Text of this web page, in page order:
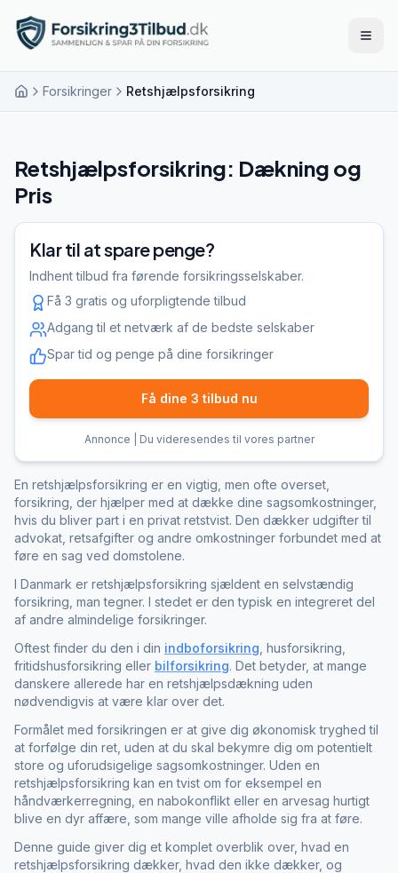
Åbn
Forsikringer Retshjælpsforsikring
Retshjælpsforsikring: Dækning og
Pris
Klar til at spare penge?
Indhent tilbud fra førende forsikringsselskaber.
Få 3 gratis og uforpligtende tilbud
Adgang til et netværk af de bedste selskaber
Spar tid og penge på dine forsikringer
Få dine 3 tilbud nu
Annonce | Du videresendes til vores partner
En retshjælpsforsikring er en vigtig, men ofte overset,
forsikring, der hjælper med at dække dine sagsomkostninger,
hvis du bliver part i en privat retstvist. Den dækker udgifter til
advokat, retsafgifter og andre omkostninger forbundet med at
føre en sag ved domstolene.
I Danmark er retshjælpsforsikring sjældent en selvstændig
forsikring, man tegner. I stedet er den typisk en integreret del
af andre almindelige forsikringer.
Oftest finder du den i din indboforsikring , husforsikring,
fritidshusforsikring eller bilforsikring. Det betyder, at mange
danskere allerede har en retshjælpsdækning uden
nødvendigvis at være klar over det.
Formålet med forsikringen er at give dig økonomisk tryghed til
at forfølge din ret, uden at du skal bekymre dig om potentielt
store og uforudsigelige sagsomkostninger. Uden en
retshjælpsforsikring kan en tvist om for eksempel en
håndværkerregning, en nabokonflikt eller en arvesag hurtigt
blive en dyr affære, som mange ville afholde sig fra at føre.
Denne guide giver dig et komplet overblik over, hvad en
retshjælpsforsikring dækker, hvad den ikke dækker, og